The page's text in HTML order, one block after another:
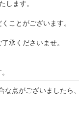
ます。
ことがございます。
承くださいませ。
点がございましたら